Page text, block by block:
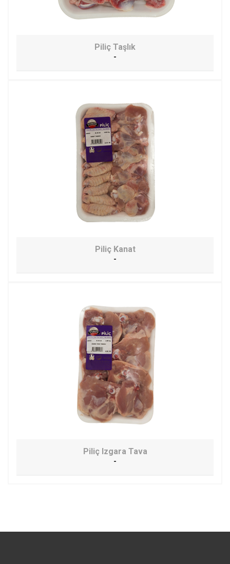
Piliç Taşlık
-
Piliç Kanat
-
Piliç Izgara Tava
-